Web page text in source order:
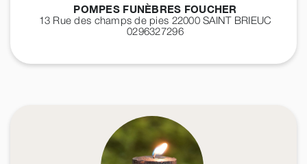
POMPES FUNÈBRES FOUCHER
13 Rue des champs de pies 22000SAINT BRIEUC
0296327296